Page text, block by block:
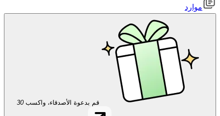
موارد
قم بدعوة الأصدقاء، واكسب 30